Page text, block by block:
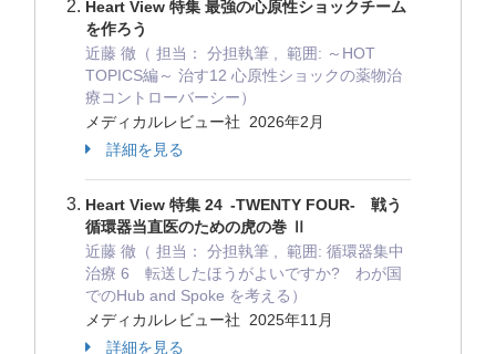
Heart View 特集 最強の心原性ショックチーム
を作ろう
近藤 徹（ 担当： 分担執筆 , 範囲: ～HOT
TOPICS編～ 治す12 心原性ショックの薬物治
療コントローバーシー）
メディカルレビュー社 2026年2月
詳細を見る
Heart View 特集 24 -TWENTY FOUR- 戦う
循環器当直医のための虎の巻 Ⅱ
近藤 徹（ 担当： 分担執筆 , 範囲: 循環器集中
治療 6 転送したほうがよいですか? わが国
でのHub and Spoke を考える）
メディカルレビュー社 2025年11月
詳細を見る